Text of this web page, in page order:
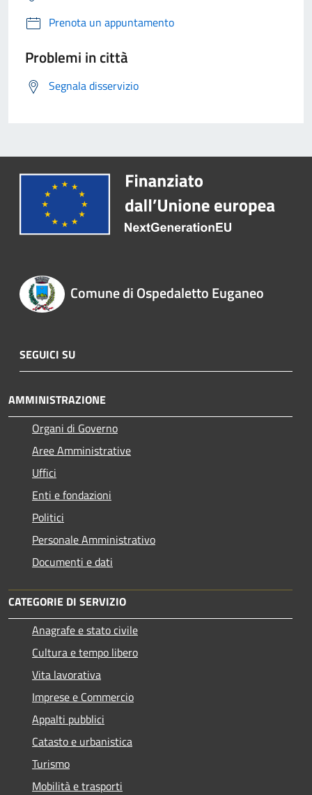
Prenota un appuntamento
Problemi in città
Segnala disservizio
Comune di Ospedaletto Euganeo
SEGUICI SU
AMMINISTRAZIONE
Organi di Governo
Aree Amministrative
Uffici
Enti e fondazioni
Politici
Personale Amministrativo
Documenti e dati
CATEGORIE DI SERVIZIO
Anagrafe e stato civile
Cultura e tempo libero
Vita lavorativa
Imprese e Commercio
Appalti pubblici
Catasto e urbanistica
Turismo
Mobilità e trasporti